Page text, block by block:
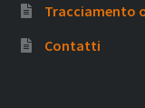
Tracciamento
Contatti